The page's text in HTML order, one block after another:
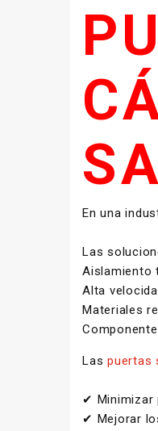
En una
Las
Aislamiento
Alta
Materiales
Las puertas
✔ Minimizar
✔ Mejorar